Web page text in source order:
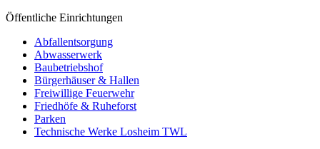
Öffentliche Einrichtungen
Abfallentsorgung
Abwasserwerk
Baubetriebshof
Bürgerhäuser & Hallen
Freiwillige Feuerwehr
Friedhöfe & Ruheforst
Parken
Technische Werke Losheim TWL